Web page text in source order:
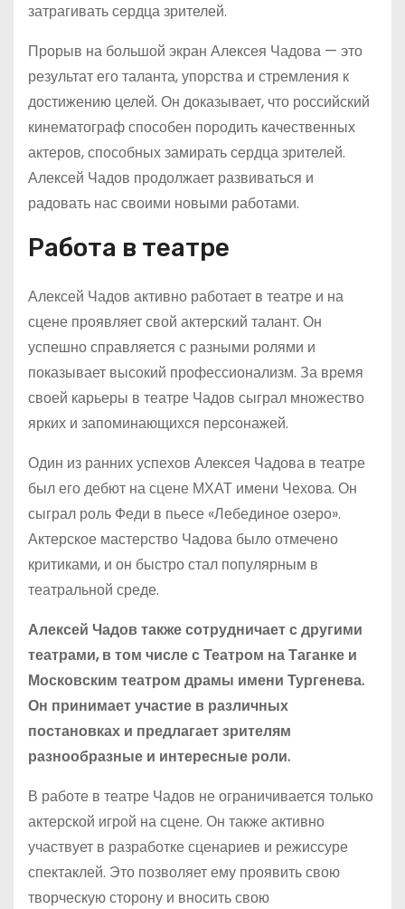
затрагивать сердца зрителей.
Прорыв на большой экран Алексея Чадова — это
результат его таланта, упорства и стремления к
достижению целей. Он доказывает, что российский
кинематограф способен породить качественных
актеров, способных замирать сердца зрителей.
Алексей Чадов продолжает развиваться и
радовать нас своими новыми работами.
Работа в театре
Алексей Чадов активно работает в театре и на
сцене проявляет свой актерский талант. Он
успешно справляется с разными ролями и
показывает высокий профессионализм. За время
своей карьеры в театре Чадов сыграл множество
ярких и запоминающихся персонажей.
Один из ранних успехов Алексея Чадова в театре
был его дебют на сцене МХАТ имени Чехова. Он
сыграл роль Феди в пьесе «Лебединое озеро».
Актерское мастерство Чадова было отмечено
критиками, и он быстро стал популярным в
театральной среде.
Алексей Чадов также сотрудничает с другими
театрами, в том числе с Театром на Таганке и
Московским театром драмы имени Тургенева.
Он принимает участие в различных
постановках и предлагает зрителям
разнообразные и интересные роли.
В работе в театре Чадов не ограничивается только
актерской игрой на сцене. Он также активно
участвует в разработке сценариев и режиссуре
спектаклей. Это позволяет ему проявить свою
творческую сторону и вносить свою